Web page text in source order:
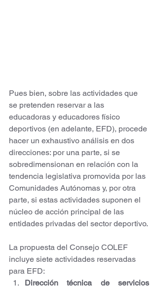
Pues bien, sobre las actividades que
se pretenden reservar a las
educadoras y educadores físico
deportivos (en adelante, EFD), procede
hacer un exhaustivo análisis en dos
direcciones: por una parte, si se
sobredimensionan en relación con la
tendencia legislativa promovida por las
Comunidades Autónomas y, por otra
parte, si estas actividades suponen el
núcleo de acción principal de las
entidades privadas del sector deportivo.
La propuesta del Consejo COLEF
incluye siete actividades reservadas
para EFD:
Dirección técnica de servicios